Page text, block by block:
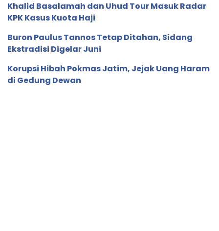
Khalid Basalamah dan Uhud Tour Masuk Radar
KPK Kasus Kuota Haji
Buron Paulus Tannos Tetap Ditahan, Sidang
Ekstradisi Digelar Juni
Korupsi Hibah Pokmas Jatim, Jejak Uang Haram
di Gedung Dewan